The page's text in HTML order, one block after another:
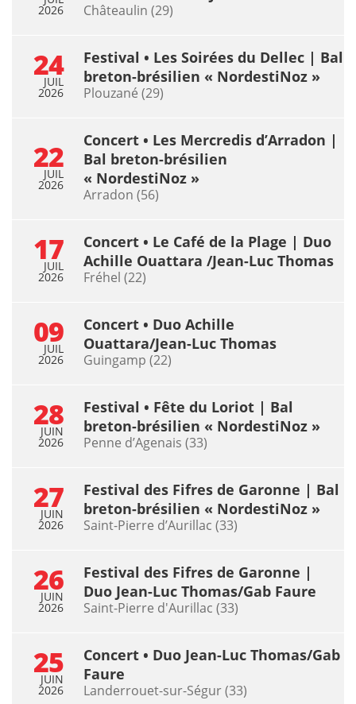
2026 Châteaulin (29)
24
JUIL
2026
Festival • Les Soirées du Dellec | Bal
breton-brésilien « NordestiNoz »
Plouzané (29)
22
JUIL
2026
Concert • Les Mercredis d’Arradon |
Bal breton-brésilien
« NordestiNoz »
Arradon (56)
17
JUIL
2026
Concert • Le Café de la Plage | Duo
Achille Ouattara /Jean-Luc Thomas
Fréhel (22)
09
JUIL
2026
Concert • Duo Achille
Ouattara/Jean-Luc Thomas
Guingamp (22)
28
JUIN
2026
Festival • Fête du Loriot | Bal
breton-brésilien « NordestiNoz »
Penne d’Agenais (33)
27
JUIN
2026
Festival des Fifres de Garonne | Bal
breton-brésilien « NordestiNoz »
Saint-Pierre d’Aurillac (33)
26
JUIN
2026
Festival des Fifres de Garonne |
Duo Jean-Luc Thomas/Gab Faure
Saint-Pierre d'Aurillac (33)
25
JUIN
2026
Concert • Duo Jean-Luc Thomas/Gab
Faure
Landerrouet-sur-Ségur (33)